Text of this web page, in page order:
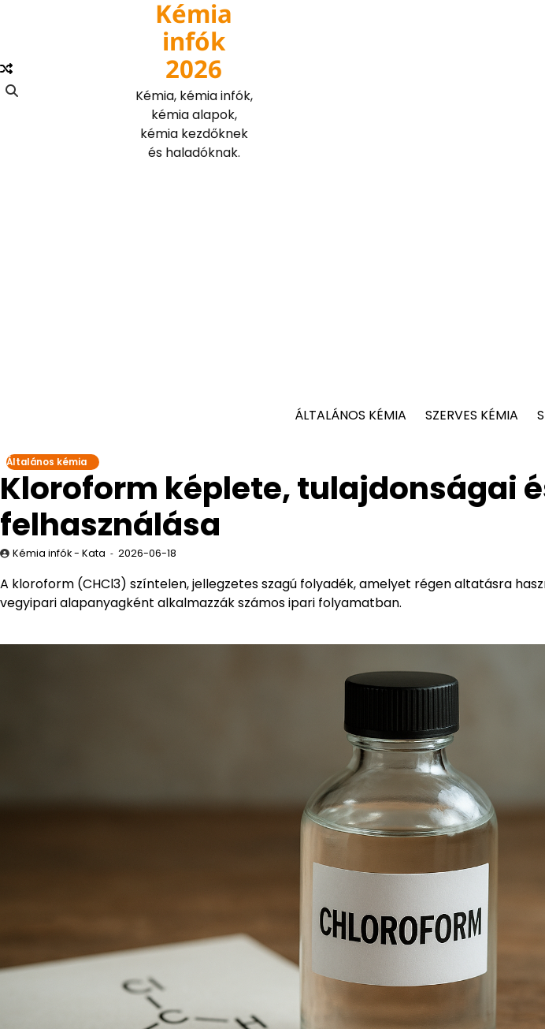
Kémia
infók
2026
Kémia, kémia infók,
kémia alapok,
kémia kezdőknek
és haladóknak.
ÁLTALÁNOS KÉMIA SZERVES KÉMIA
Általános kémia
Kloroform képlete, tulajdonságai
felhasználása
Kémia infók - Kata 2026-06-18
A kloroform (CHCl3) színtelen, jellegzetes szagú folyadék, amelyet régen altatásra
vegyipari alapanyagként alkalmazzák számos ipari folyamatban.